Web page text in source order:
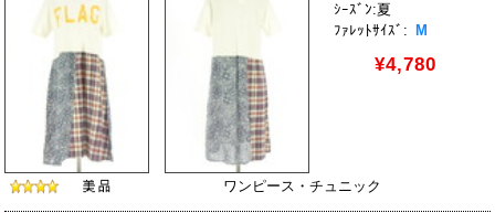
ｼｰｽﾞﾝ:夏
ﾌｧﾚｯﾄｻｲｽﾞ:
M
¥4,780
ワンピース・チュニック